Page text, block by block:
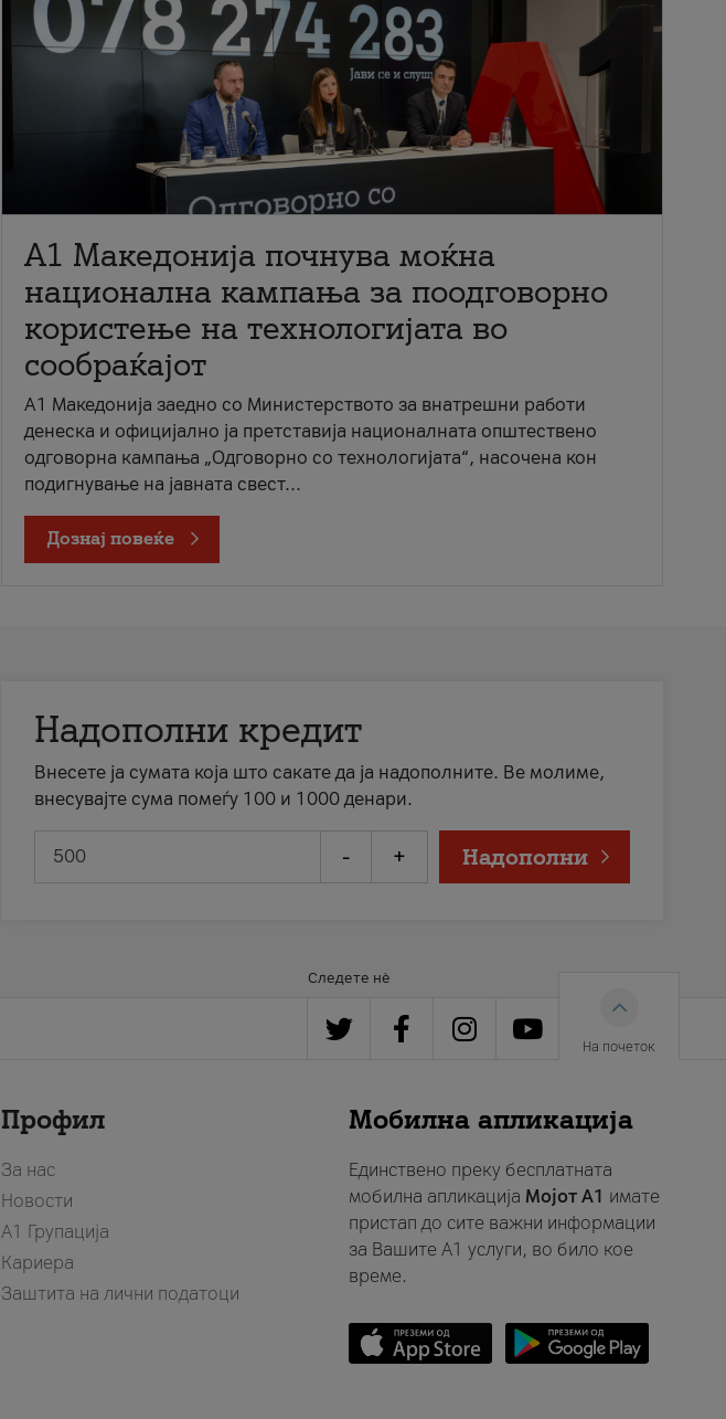
A1 Македонија почнува моќна
национална кампања за поодговорно
користење на технологијата во
сообраќајот
A1 Македонија заедно со Министерството за внатрешни работи
денеска и официјално ја претставија националната општествено
одговорна кампања „Одговорно со технологијата“, насочена кон
подигнување на јавната свест...
Дознај повеќе
Надополни кредит
Внесете ја сумата која што сакате да ја надополните. Ве молиме,
внесувајте сума помеѓу 100 и 1000 денари.
- + Надополни
Следете нè
На почеток
Профил
За нас
Новости
А1 Групација
Кариера
Заштита на лични податоци
Мобилна апликација
Единствено преку бесплатната
мобилна апликација Мојот A1 имате
пристап до сите важни информации
за Вашите A1 услуги, во било кое
време.